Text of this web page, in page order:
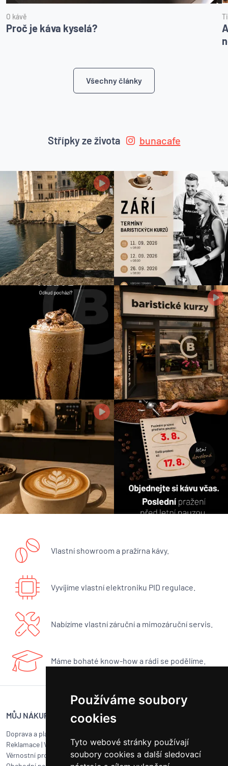
Používáme soubory
cookies
Tyto webové stránky používají
soubory cookies a další sledovací
O kávě
Proč je káva kyselá?
Všechny články
Střípky ze života bunacafe
Vlastní showroom a pražírna kávy.
Vyvíjíme vlastní elektroniku PID regulace.
Nabízíme vlastní záruční a mimozáruční servis.
Máme bohaté know-how a rádi se podělíme.
MŮJ NÁKUP
Doprava a platba
Reklamace|Vrácení zboží
Věrnostní program
Objednat servis
Jak připravit balík na přepravu?